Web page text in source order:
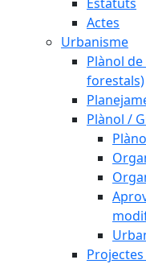
Actes
Urbanisme
Plànol
forestals)
Plànol /